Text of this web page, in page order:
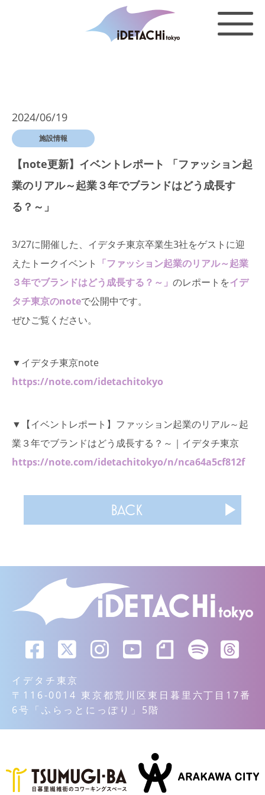
2024/06/19
施設情報
【note更新】イベントレポート 「ファッション起
業のリアル～起業３年でブランドはどう成長す
る？～」
3/27に開催した、イデタチ東京卒業生3社をゲストに迎
えたトークイベント 「ファッション起業のリアル～起業
３年でブランドはどう成長する？～」 のレポートをイデ
タチ東京のnoteで公開中です。
ぜひご覧ください。
▼イデタチ東京note
https://note.com/idetachitokyo
▼【イベントレポート】ファッション起業のリアル～起
業３年でブランドはどう成長する？～｜イデタチ東京
https://note.com/idetachitokyo/n/nca64a5cf812f
BACK
イデタチ東京
〒116-0014 東京都荒川区東日暮里六丁目17番
6号「ふらっとにっぽり」5階